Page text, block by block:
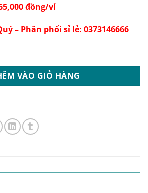
đồng/vỉ
– Phân phối sỉ lẻ: 0373146666
CR2032 Philips giá tốt số lượng
VÀO GIỎ HÀNG